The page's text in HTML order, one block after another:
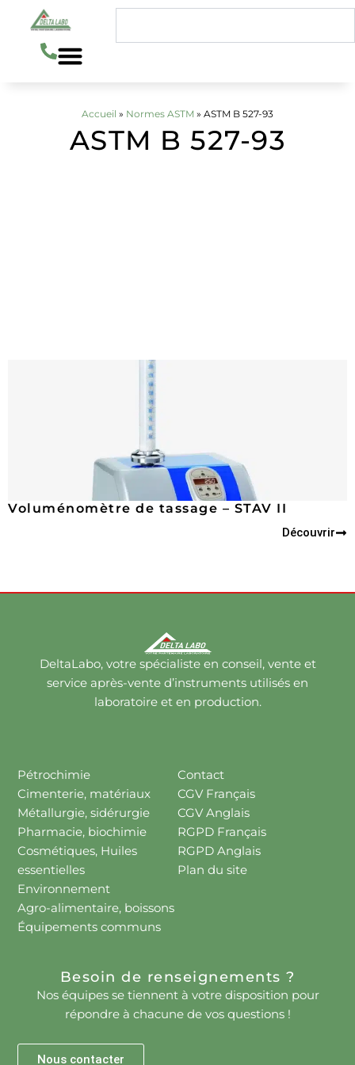
contenu
Accueil » Normes ASTM » ASTM B 527-93
ASTM B 527-93
Voluménomètre de tassage – STAV II
Découvrir
DeltaLabo, votre spécialiste en conseil, vente et
service après-vente d’instruments utilisés en
laboratoire et en production.
Pétrochimie
Cimenterie, matériaux
Métallurgie, sidérurgie
Pharmacie, biochimie
Cosmétiques, Huiles
essentielles
Environnement
Agro-alimentaire, boissons
Équipements communs
Contact
CGV Français
CGV Anglais
RGPD Français
RGPD Anglais
Plan du site
Besoin de renseignements ?
Nos équipes se tiennent à votre disposition pour
répondre à chacune de vos questions !
Nous contacter